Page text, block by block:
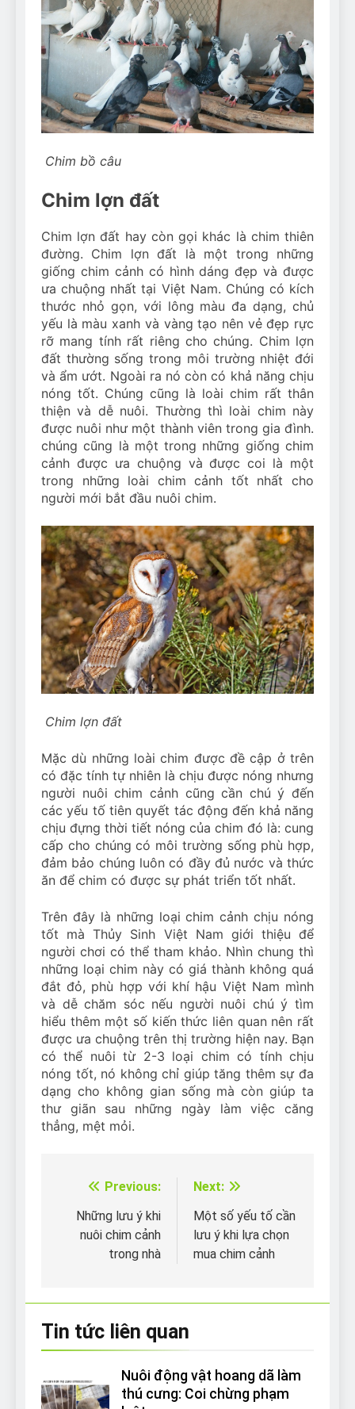
Chim bồ câu
Chim lợn đất
Chim lợn đất hay còn gọi khác là chim thiên
đường. Chim lợn đất là một trong những
giống chim cảnh có hình dáng đẹp và được
ưa chuộng nhất tại Việt Nam. Chúng có kích
thước nhỏ gọn, với lông màu đa dạng, chủ
yếu là màu xanh và vàng tạo nên vẻ đẹp rực
rỡ mang tính rất riêng cho chúng. Chim lợn
đất thường sống trong môi trường nhiệt đới
và ẩm ướt. Ngoài ra nó còn có khả năng chịu
nóng tốt. Chúng cũng là loài chim rất thân
thiện và dễ nuôi. Thường thì loài chim này
được nuôi như một thành viên trong gia đình.
chúng cũng là một trong những giống chim
cảnh được ưa chuộng và được coi là một
trong những loài chim cảnh tốt nhất cho
người mới bắt đầu nuôi chim.
Chim lợn đất
Mặc dù những loài chim được đề cập ở trên
có đặc tính tự nhiên là chịu được nóng nhưng
người nuôi chim cảnh cũng cần chú ý đến
các yếu tố tiên quyết tác động đến khả năng
chịu đựng thời tiết nóng của chim đó là: cung
cấp cho chúng có môi trường sống phù hợp,
đảm bảo chúng luôn có đầy đủ nước và thức
ăn để chim có được sự phát triển tốt nhất.
Trên đây là những loại chim cảnh chịu nóng
tốt mà Thủy Sinh Việt Nam giới thiệu để
người chơi có thể tham khảo. Nhìn chung thì
những loại chim này có giá thành không quá
đắt đỏ, phù hợp với khí hậu Việt Nam mình
và dễ chăm sóc nếu người nuôi chú ý tìm
hiểu thêm một số kiến thức liên quan nên rất
được ưa chuộng trên thị trường hiện nay. Bạn
có thể nuôi từ 2-3 loại chim có tính chịu
nóng tốt, nó không chỉ giúp tăng thêm sự đa
dạng cho không gian sống mà còn giúp ta
thư giãn sau những ngày làm việc căng
thẳng, mệt mỏi.
Điều
hướng
Previous:
Những lưu ý khi
nuôi chim cảnh
trong nhà
Next:
Một số yếu tố cần
lưu ý khi lựa chọn
mua chim cảnh
Tin tức liên quan
Nuôi động vật hoang dã làm
thú cưng: Coi chừng phạm